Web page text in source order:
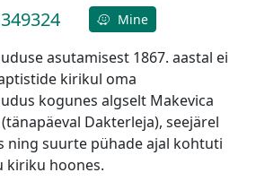
Mine
asutamisest 1867. aastal ei
kirikul oma
kogunes algselt Makevica
Dakterleja), seejärel
ning suurte pühade ajal kohtuti
kiriku hoones.